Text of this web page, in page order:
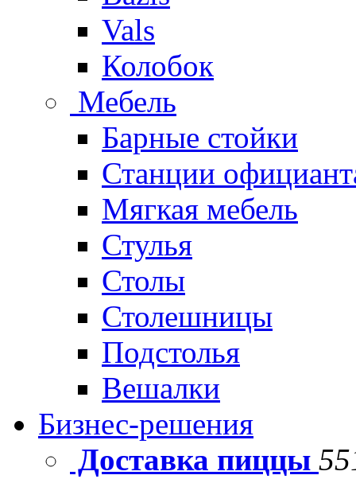
Vals
Колобок
Мебель
Барные стойки
Станции
Мягкая мебель
Стулья
Столы
Столешницы
Подстолья
Вешалки
Бизнес-решения
Доставка пиццы